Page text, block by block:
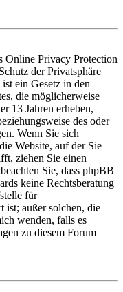
Online Privacy Protection
der Privatsphäre
ein Gesetz in den
die möglicherweise
13 Jahren erheben,
des oder
Wenn Sie sich
Website, auf der Sie
ziehen Sie einen
Sie, dass phpBB
keine Rechtsberatung
für
ist; außer solchen, die
wenden, falls es
zu diesem Forum